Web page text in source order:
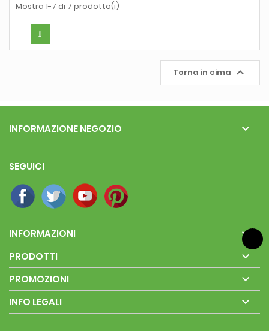
Mostra 1-7 di 7 prodotto(i)
1
Torna in cima 
INFORMAZIONE NEGOZIO 
SEGUICI
INFORMAZIONI 
PRODOTTI 
PROMOZIONI 
INFO LEGALI 